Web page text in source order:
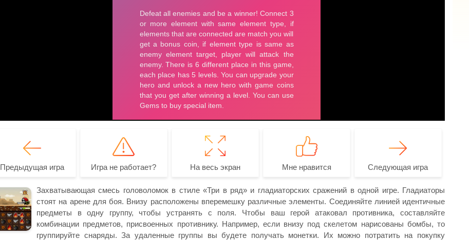
Предыдущая игра Игра не работает? На весь экран Мне нравится Следующая игра
Захватывающая смесь головоломок в стиле «Три в ряд» и гладиаторских сражений в одной игре. Гладиаторы
стоят на арене для боя. Внизу расположены вперемешку различные элементы. Соединяйте линией идентичные
предметы в одну группу, чтобы устранять с поля. Чтобы ваш герой атаковал противника, составляйте
комбинации предметов, присвоенных противнику. Например, если внизу под скелетом нарисованы бомбы, то
группируйте снаряды. За удаленные группы вы будете получать монетки. Их можно потратить на покупку